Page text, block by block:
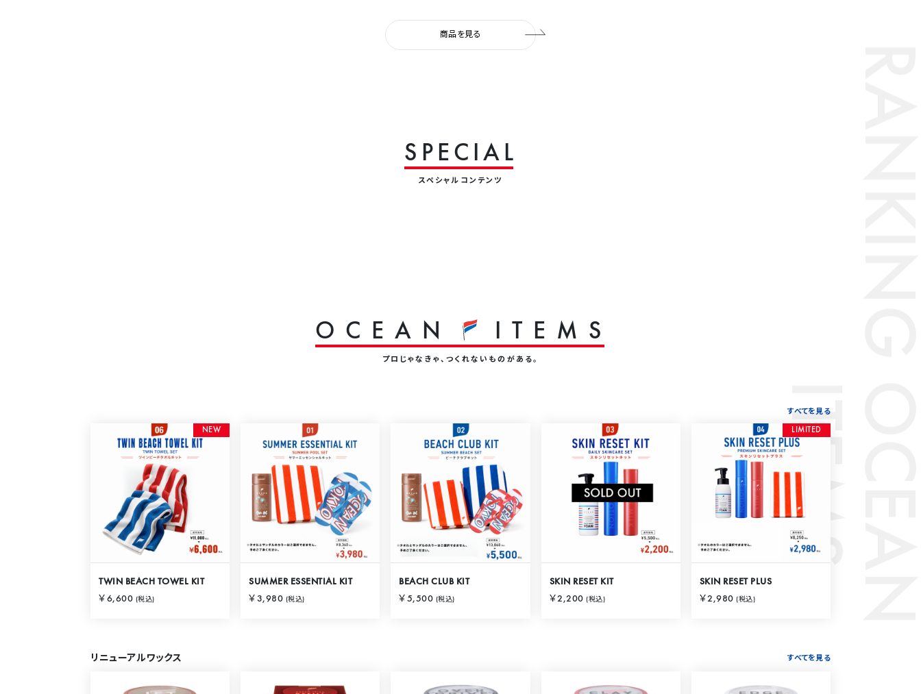
商品を見る
S P E C I A L
スペシャルコンテンツ
O C E A N I T E M S
プロじゃなきゃ、つくれないものがある。
すべてを見る
N EW
TWIN BEACH TOWEL KIT
￥6,600 (税込)
SUMMER ESSENTIAL KIT
￥3,980 (税込)
BEACH CLUB KIT
￥5,500 (税込)
SKIN RESET KIT
￥2,200(税込)
L IM IT ED
SKIN RESET PLUS
￥2,980(税込)
リニューアルワックス すべてを見る
S